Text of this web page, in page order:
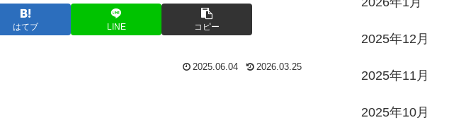
はてブ LINE コピー
2025.06.04 2026.03.25
2025年12月
2025年11月
2025年10月